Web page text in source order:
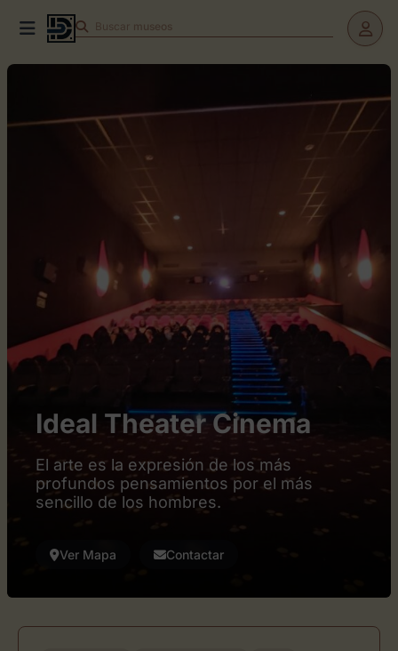
Buscar museos
Ideal Theater Cinema
El arte es la expresión de los más
profundos pensamientos por el más
sencillo de los hombres.
Ver Mapa Contactar